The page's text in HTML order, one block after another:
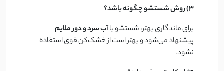
3) روش شستشو چگونه باشد؟
برای ماندگاری بهتر، شستشو باآب سرد و دور ملایم
پیشنهاد می‌شود و بهتر است از خشک‌کن قوی استفاده
نشود.